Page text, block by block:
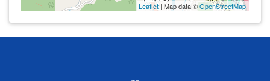
Leaflet | Map data ©OpenStreetMap